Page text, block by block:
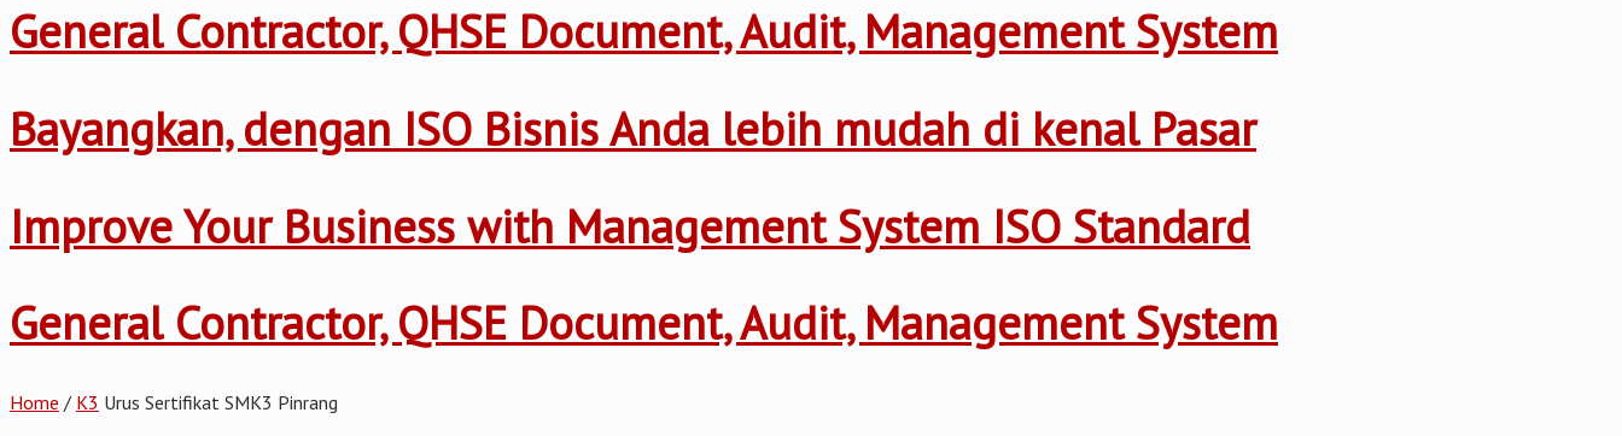
General Contractor, QHSE Document, Audit, Management System
Bayangkan, dengan ISO Bisnis Anda lebih mudah di kenal Pasar
Improve Your Business with Management System ISO Standard
General Contractor, QHSE Document, Audit, Management System
Home / K3 Urus Sertifikat SMK3 Pinrang